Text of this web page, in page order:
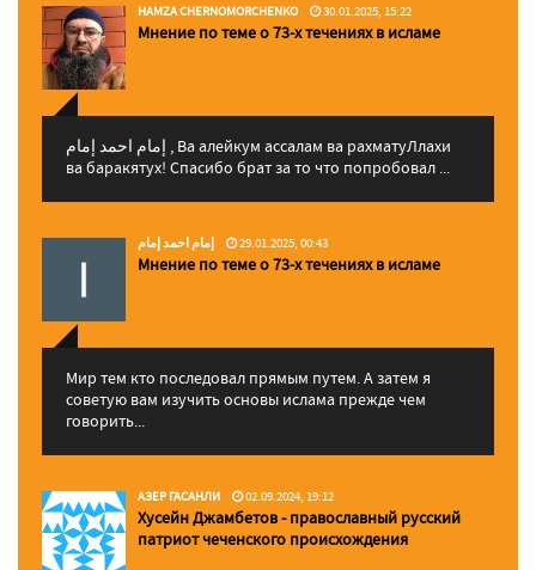
HAMZA CHERNOMORCHENKO 30.01.2025, 15:22
Мнение по теме о 73-х течениях в исламе
إمام احمد إمام , Ва алейкум ассалам ва рахматуЛлахи
ва баракятух! Спасибо брат за то что попробовал ...
إمام احمد إمام 29.01.2025, 00:43
Мнение по теме о 73-х течениях в исламе
Мир тем кто последовал прямым путем. А затем я
советую вам изучить основы ислама прежде чем
говорить...
АЗЕР ГАСАНЛИ 02.09.2024, 19:12
Хусейн Джамбетов - православный русский
патриот чеченского происхождения